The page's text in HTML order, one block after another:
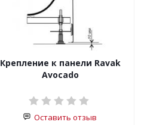
Крепление к панели Ravak
Avocado
Оставить отзыв